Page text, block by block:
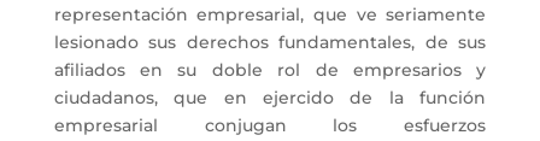
representación empresarial, que ve seriamente
lesionado sus derechos fundamentales, de sus
afiliados en su doble rol de empresarios y
ciudadanos, que en ejercido de la función
empresarial conjugan los esfuerzos